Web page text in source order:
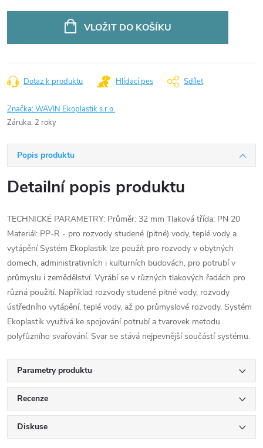
VLOŽIT DO KOŠÍKU
Dotaz k produktu Hlídací pes Sdílet
Značka:WAVIN Ekoplastik s.r.o.
Záruka: 2 roky
Popis produktu
Detailní popis produktu
TECHNICKÉ PARAMETRY: Průměr: 32 mm Tlaková třída: PN 20
Materiál: PP-R - pro rozvody studené (pitné) vody, teplé vody a
vytápění Systém Ekoplastik lze použít pro rozvody v obytných
domech, administrativních i kulturních budovách, pro potrubí v
průmyslu i zemědělství. Vyrábí se v různých tlakových řadách pro
různá použití. Například rozvody studené pitné vody, rozvody
ústředního vytápění, teplé vody, až po průmyslové rozvody. Systém
Ekoplastik využívá ke spojování potrubí a tvarovek metodu
polyfůzního svařování. Svar se stává nejpevnější součástí systému.
Parametry produktu
Recenze
Diskuse